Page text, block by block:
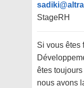
StageRH
Si vous êtes
êtes toujours
nous avons